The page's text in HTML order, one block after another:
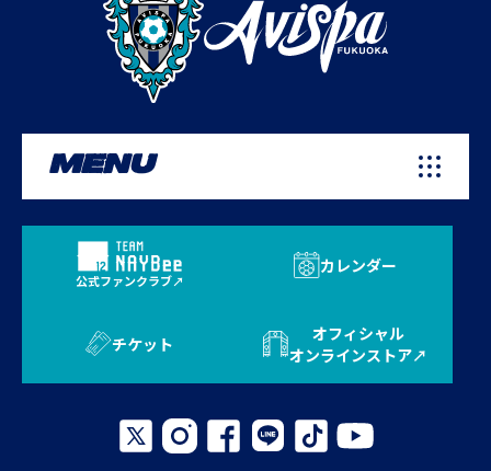
MENU
公式ファンクラブ
カレンダー
チケット
オフィシャル
オンラインストア